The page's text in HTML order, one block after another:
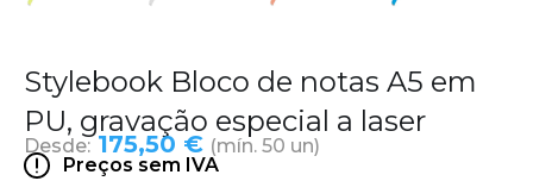
Stylebook Bloco de notas A5 em
PU, gravação especial a laser
Desde: 175,50 € (mín. 50 un)
Preços sem IVA